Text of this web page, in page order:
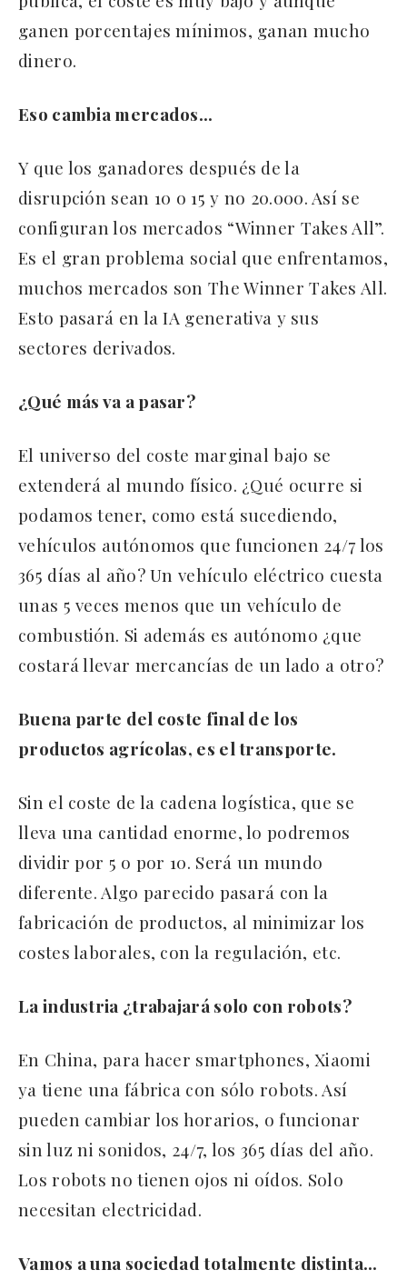
ganen porcentajes mínimos, ganan mucho
dinero.
Eso cambia mercados…
Y que los ganadores después de la
disrupción sean 10 o 15 y no 20.000. Así se
configuran los mercados “Winner Takes All”.
Es el gran problema social que enfrentamos,
muchos mercados son The Winner Takes All.
Esto pasará en la IA generativa y sus
sectores derivados.
¿Qué más va a pasar?
El universo del coste marginal bajo se
extenderá al mundo físico. ¿Qué ocurre si
podamos tener, como está sucediendo,
vehículos autónomos que funcionen 24/7 los
365 días al año? Un vehículo eléctrico cuesta
unas 5 veces menos que un vehículo de
combustión. Si además es autónomo ¿que
costará llevar mercancías de un lado a otro?
Buena parte del coste final de los
productos agrícolas, es el transporte.
Sin el coste de la cadena logística, que se
lleva una cantidad enorme, lo podremos
dividir por 5 o por 10. Será un mundo
diferente. Algo parecido pasará con la
fabricación de productos, al minimizar los
costes laborales, con la regulación, etc.
La industria ¿trabajará solo con robots?
En China, para hacer smartphones, Xiaomi
ya tiene una fábrica con sólo robots. Así
pueden cambiar los horarios, o funcionar
sin luz ni sonidos, 24/7, los 365 días del año.
Los robots no tienen ojos ni oídos. Solo
necesitan electricidad.
Vamos a una sociedad totalmente distinta…